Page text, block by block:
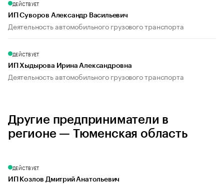
ДЕЙСТВУЕТ
ИП Суворов Александр Васильевич
Деятельность автомобильного грузового транспорта
ДЕЙСТВУЕТ
ИП Хыдырова Ирина Александровна
Деятельность автомобильного грузового транспорта
Другие предприниматели в
регионе — Тюменская область
ДЕЙСТВУЕТ
ИП Козлов Дмитрий Анатольевич